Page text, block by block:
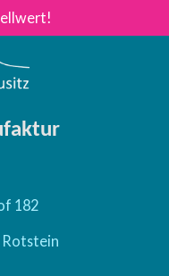
182
Rotstein